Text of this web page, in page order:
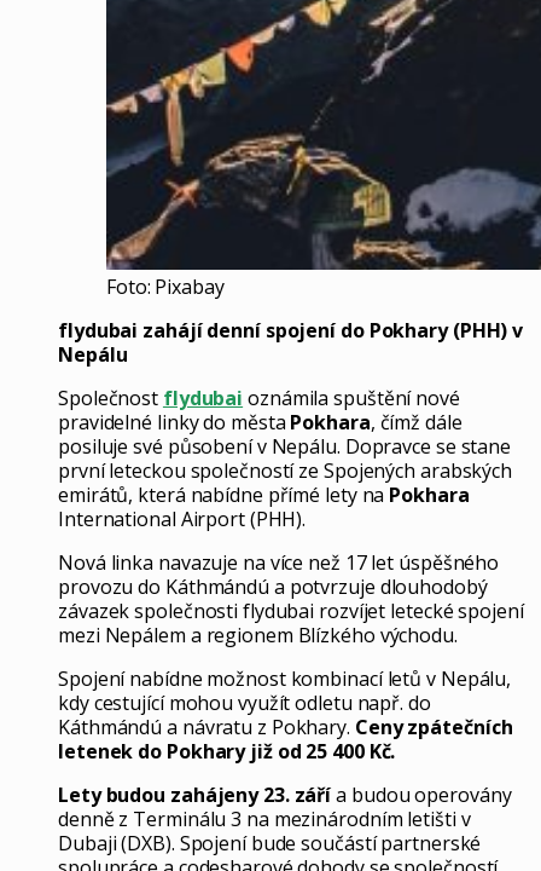
Foto: Pixabay
flydubai zahájí denní spojení do Pokhary (PHH) v
Nepálu
Společnost flydubai oznámila spuštění nové
pravidelné linky do města Pokhara, čímž dále
posiluje své působení v Nepálu. Dopravce se stane
první leteckou společností ze Spojených arabských
emirátů, která nabídne přímé lety na Pokhara
International Airport (PHH).
Nová linka navazuje na více než 17 let úspěšného
provozu do Káthmándú a potvrzuje dlouhodobý
závazek společnosti flydubai rozvíjet letecké spojení
mezi Nepálem a regionem Blízkého východu.
Spojení nabídne možnost kombinací letů v Nepálu,
kdy cestující mohou využít odletu např. do
Káthmándú a návratu z Pokhary. Ceny zpátečních
letenek do Pokhary již od 25 400 Kč.
Lety budou zahájeny 23. zářía budou operovány
denně z Terminálu 3 na mezinárodním letišti v
Dubaji (DXB). Spojení bude součástí partnerské